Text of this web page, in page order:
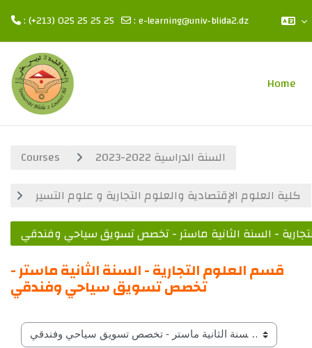
Skip to main content
: (+213) 025 25 25 25 :e-learning@univ-blida2.dz
Home
Courses
السنة الدراسية 2022-2023
كلية العلوم الإقتصادية والعلوم التجارية و علوم التسير
- السنة الثانية ماستر - تخصص تسويق سياحي وفندقي
قسم العلوم التجارية - السنة الثانية ماستر -
تخصص تسويق سياحي وفندقي
Course classifications by year